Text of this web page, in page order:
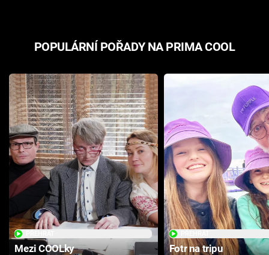
POPULÁRNÍ POŘADY NA PRIMA COOL
Mezi COOLky Fotr na tripu